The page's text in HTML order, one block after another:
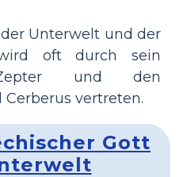
Unterwelt und der
oft durch sein
Zepter und den
vertreten.
Gott